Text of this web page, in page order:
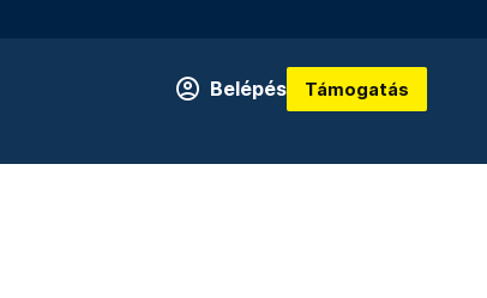
Belépés Támogatás